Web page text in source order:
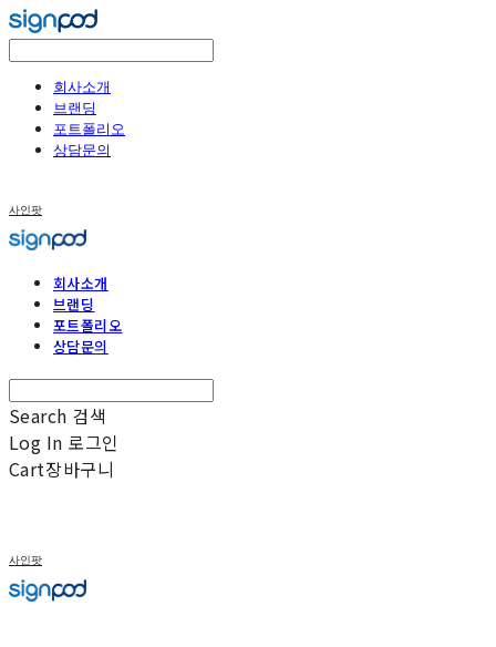
회사소개
브랜딩
포트폴리오
상담문의
사인팟
회사소개
브랜딩
포트폴리오
상담문의
Search 검색
Log In 로그인
Cart장바구니
사인팟